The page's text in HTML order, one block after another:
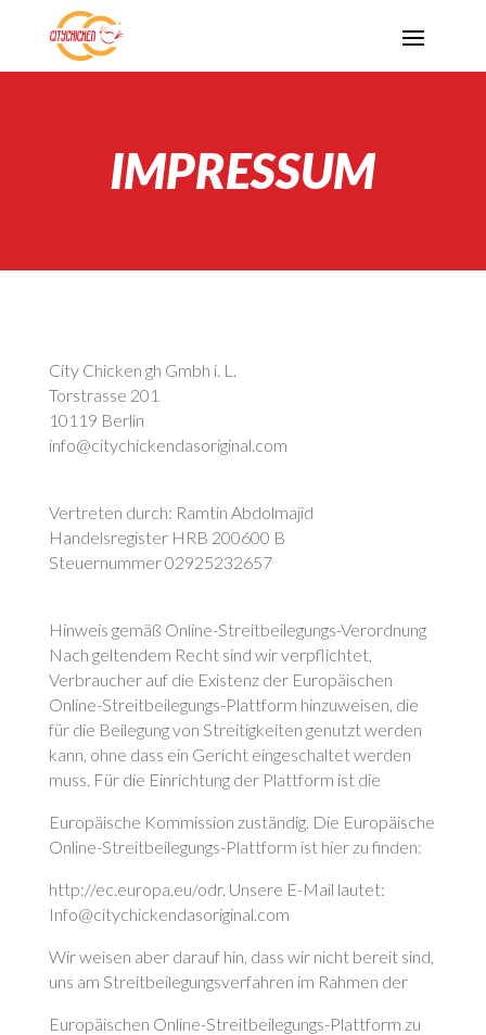
IMPRESSUM
City Chicken gh Gmbh i. L.
Torstrasse 201
10119 Berlin
info@citychickendasoriginal.com
Vertreten durch: Ramtin Abdolmajid
Handelsregister HRB 200600 B
Steuernummer 02925232657
Hinweis gemäß Online-Streitbeilegungs-Verordnung
Nach geltendem Recht sind wir verpflichtet,
Verbraucher auf die Existenz der Europäischen
Online-Streitbeilegungs-Plattform hinzuweisen, die
für die Beilegung von Streitigkeiten genutzt werden
kann, ohne dass ein Gericht eingeschaltet werden
muss. Für die Einrichtung der Plattform ist die
Europäische Kommission zuständig. Die Europäische
Online-Streitbeilegungs-Plattform ist hier zu finden:
http://ec.europa.eu/odr. Unsere E-Mail lautet:
Info@citychickendasoriginal.com
Wir weisen aber darauf hin, dass wir nicht bereit sind,
uns am Streitbeilegungsverfahren im Rahmen der
Europäischen Online-Streitbeilegungs-Plattform zu